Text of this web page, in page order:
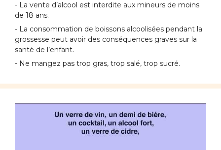
- La vente d’alcool est interdite aux mineurs de moins
de 18 ans.
- La consommation de boissons alcoolisées pendant la
grossesse peut avoir des conséquences graves sur la
santé de l’enfant.
- Ne mangez pas trop gras, trop salé, trop sucré.